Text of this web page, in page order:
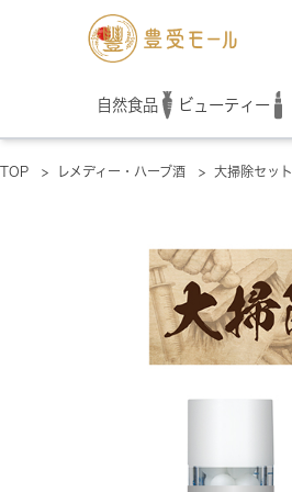
自然食品 ビューティー
TOP > レメディー・ハーブ酒 > 大掃除セット